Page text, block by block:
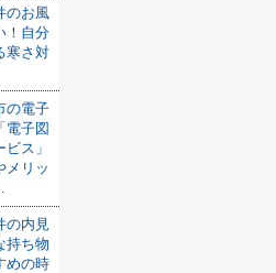
のお風
！自分
寒さ対
の電子
電子図
ス」
メリッ
の内見
持ち物
めの時